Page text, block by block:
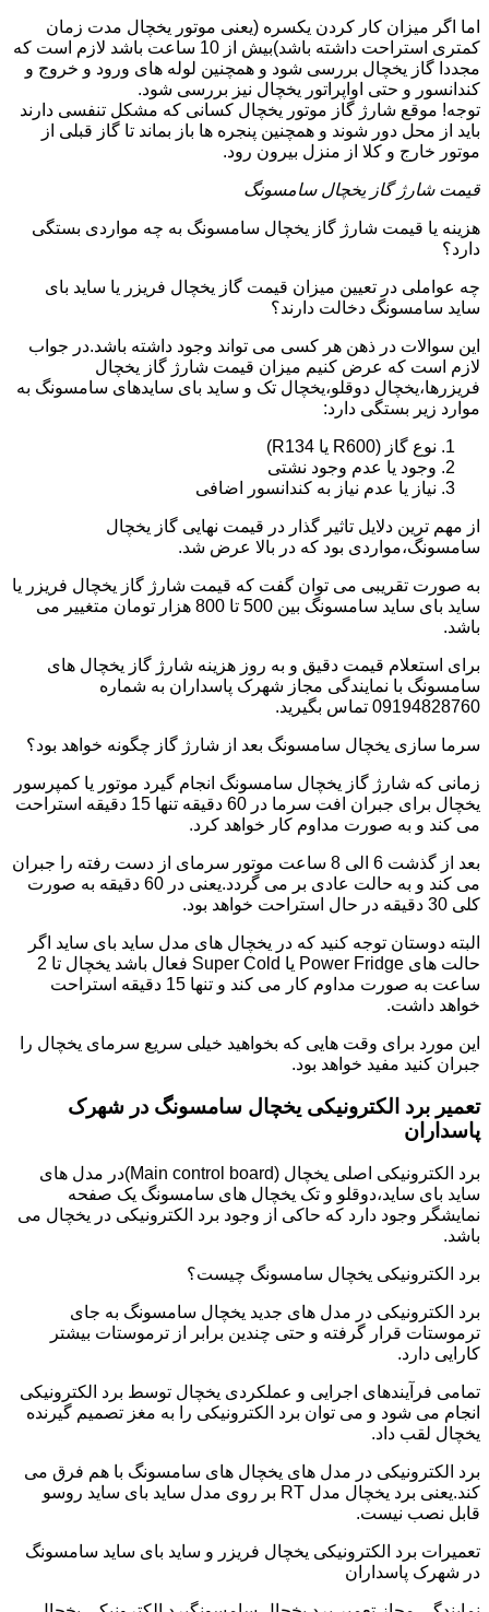
اما اگر میزان کار کردن یکسره (یعنی موتور یخچال مدت زمان
کمتری استراحت داشته باشد)بیش از 10 ساعت باشد لازم است که
مجددا گاز یخچال بررسی شود و همچنین لوله های ورود و خروج و
کندانسور و حتی اواپراتور یخچال نیز بررسی شود.
توجه! موقع شارژ گاز موتور یخچال کسانی که مشکل تنفسی دارند
باید از محل دور شوند و همچنین پنجره ها باز بماند تا گاز قبلی از
موتور خارج و کلا از منزل بیرون رود.
قیمت شارژ گاز یخچال سامسونگ
هزینه یا قیمت شارژ گاز یخچال سامسونگ به چه مواردی بستگی
دارد؟
چه عواملی در تعیین میزان قیمت گاز یخچال فریزر یا ساید بای
ساید سامسونگ دخالت دارند؟
این سوالات در ذهن هر کسی می تواند وجود داشته باشد.در جواب
لازم است که عرض کنیم میزان قیمت شارژ گاز یخچال
فریزرها،یخچال دوقلو،یخچال تک و ساید بای سایدهای سامسونگ به
موارد زیر بستگی دارد:
نوع گاز (R600 یا R134)
وجود یا عدم وجود نشتی
نیاز یا عدم نیاز به کندانسور اضافی
از مهم ترین دلایل تاثیر گذار در قیمت نهایی گاز یخچال
سامسونگ،مواردی بود که در بالا عرض شد.
به صورت تقریبی می توان گفت که قیمت شارژ گاز یخچال فریزر یا
ساید بای ساید سامسونگ بین 500 تا 800 هزار تومان متغییر می
باشد.
برای استعلام قیمت دقیق و به روز هزینه شارژ گاز یخچال های
سامسونگ با نمایندگی مجاز شهرک پاسداران به شماره
09194828760 تماس بگیرید.
سرما سازی یخچال سامسونگ بعد از شارژ گاز چگونه خواهد بود؟
زمانی که شارژ گاز یخچال سامسونگ انجام گیرد موتور یا کمپرسور
یخچال برای جبران افت سرما در 60 دقیقه تنها 15 دقیقه استراحت
می کند و به صورت مداوم کار خواهد کرد.
بعد از گذشت 6 الی 8 ساعت موتور سرمای از دست رفته را جبران
می کند و به حالت عادی بر می گردد.یعنی در 60 دقیقه به صورت
کلی 30 دقیقه در حال استراحت خواهد بود.
البته دوستان توجه کنید که در یخچال های مدل ساید بای ساید اگر
حالت های Power Fridge یا Super Cold فعال باشد یخچال تا 2
ساعت به صورت مداوم کار می کند و تنها 15 دقیقه استراحت
خواهد داشت.
این مورد برای وقت هایی که بخواهید خیلی سریع سرمای یخچال را
جبران کنید مفید خواهد بود.
تعمیر برد الکترونیکی یخچال سامسونگ در شهرک
پاسداران
برد الکترونیکی اصلی یخچال (Main control board)در مدل های
ساید بای ساید،دوقلو و تک یخچال های سامسونگ یک صفحه
نمایشگر وجود دارد که حاکی از وجود برد الکترونیکی در یخچال می
باشد.
برد الکترونیکی یخچال سامسونگ چیست؟
برد الکترونیکی در مدل های جدید یخچال سامسونگ به جای
ترموستات قرار گرفته و حتی چندین برابر از ترموستات بیشتر
کارایی دارد.
تمامی فرآیندهای اجرایی و عملکردی یخچال توسط برد الکترونیکی
انجام می شود و می توان برد الکترونیکی را به مغز تصمیم گیرنده
یخچال لقب داد.
برد الکترونیکی در مدل های یخچال های سامسونگ با هم فرق می
کند.یعنی برد یخچال مدل RT بر روی مدل ساید بای ساید روسو
قابل نصب نیست.
تعمیرات برد الکترونیکی یخچال فریزر و ساید بای ساید سامسونگ
در شهرک پاسداران